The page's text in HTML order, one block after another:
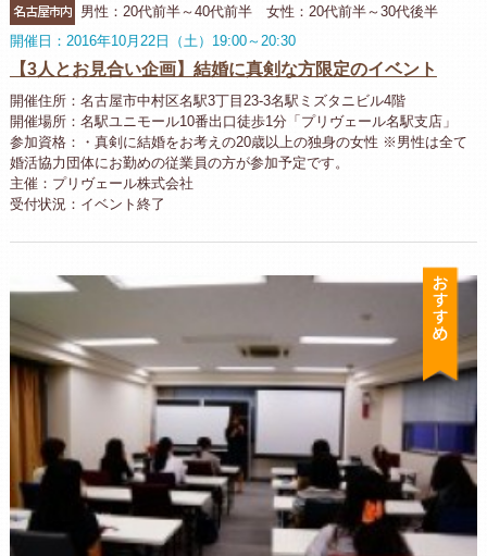
名古屋市内
男性：20代前半～40代前半 女性：20代前半～30代後半
開催日：2016年10月22日（土）19:00～20:30
【3人とお見合い企画】結婚に真剣な方限定のイベント
開催住所：名古屋市中村区名駅3丁目23-3名駅ミズタニビル4階
開催場所：名駅ユニモール10番出口徒歩1分「プリヴェール名駅支店」
参加資格：・真剣に結婚をお考えの20歳以上の独身の女性 ※男性は全て
婚活協力団体にお勤めの従業員の方が参加予定です。
主催：プリヴェール株式会社
受付状況：イベント終了
お